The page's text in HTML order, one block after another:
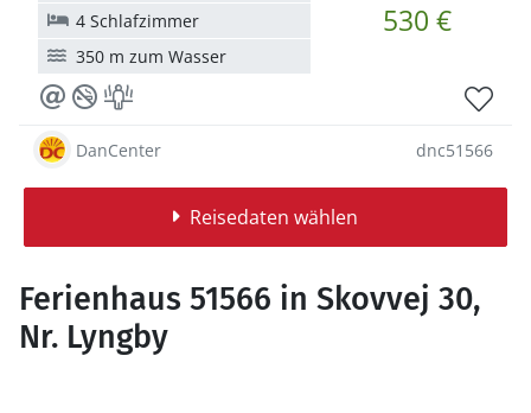
530 €
4 Schlafzimmer
350 m zum Wasser
DanCenter dnc51566
Reisedaten wählen
Ferienhaus 51566 in Skovvej 30,
Nr. Lyngby